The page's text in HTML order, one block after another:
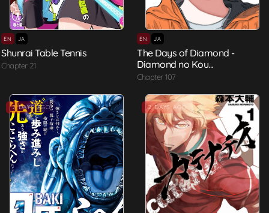
EN JA
Shunrai Table Tennis
Chapter 21
EN JA
The Days of Diamond -
Diamond no Kou...
Chapter 107
2 DAYS AGO 2 DAYS AGO